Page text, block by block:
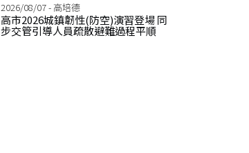
2026/08/07 - 高培德
高市2026城鎮韌性(防空)演習登場 同
步交管引導人員疏散避難過程平順